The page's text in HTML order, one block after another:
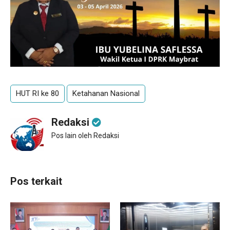
HUT RI ke 80 Ketahanan Nasional
Redaksi
Pos lain oleh Redaksi
Pos terkait